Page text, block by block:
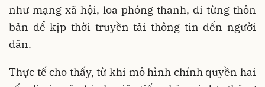
như mạng xã hội, loa phóng thanh, đi từng thôn
bản để kịp thời truyền tải thông tin đến người
dân.
Thực tế cho thấy, từ khi mô hình chính quyền hai